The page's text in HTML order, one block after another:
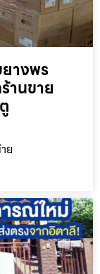
างพร
านขาย
ย